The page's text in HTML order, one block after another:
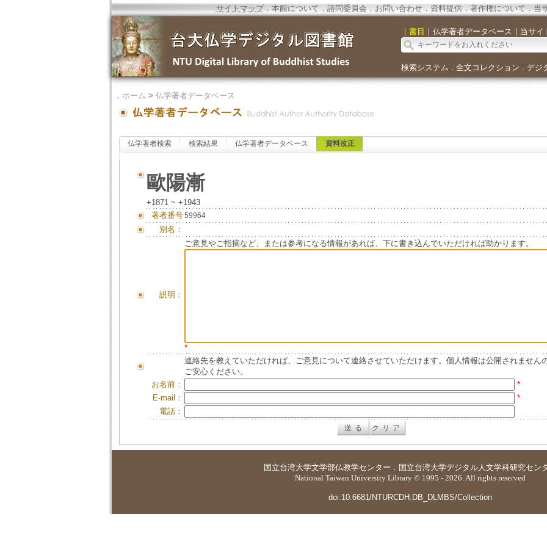
サイトマップ．本館について．諮問委員会． お問い合わせ． 資料提供．著作権について．当
｜ 書目 ｜ 仏学著者データベース ｜ 当サイ
検索システム ． 全文コレクション ． デジ
． ホーム > 仏学著者データベース
仏学著者検索 検索結果 仏学著者データベース 資料改正
歐陽漸
+1871 ~ +1943
著者番号59964
別名：
説明：
ご意見やご指摘など、または参考になる情報があれば、下に書き込んでいただければ助かります。
*
連絡先を教えていただければ、ご意見について連絡させていただけます。個人情報は公開されません
ご安心ください。
お名前：
*
E-mail：
*
電話：
国立台湾大学文学部仏教学センター ． 国立台湾大学デジタル人文学科研究セン
National Taiwan University Library © 1995 - 2026. All rights reserved
doi:10.6681/NTURCDH.DB_DLMBS/Collection